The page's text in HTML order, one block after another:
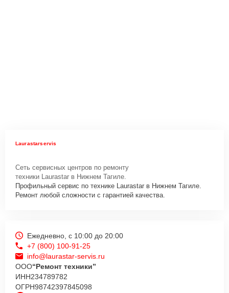
Laurastarservis
Сеть сервисных центров по ремонту
техники Laurastar в Нижнем Тагиле.
Профильный сервис по технике Laurastar в Нижнем Тагиле.
Ремонт любой сложности с гарантией качества.
Ежедневно, с 10:00 до 20:00
+7 (800) 100-91-25
info@laurastar-servis.ru
ООО“Ремонт техники”
ИНН234789782
ОГРН98742397845098